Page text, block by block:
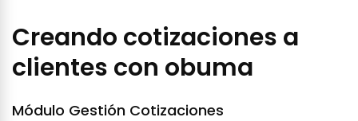
Creando cotizaciones a
clientes con obuma
Módulo Gestión Cotizaciones